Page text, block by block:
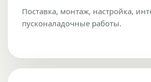
Поставка, монтаж, настройка,
пусконаладочные работы.